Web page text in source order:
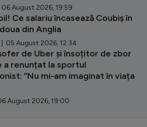
06 August 2026, 19:59
Ce salariu încasează Coubiș în
din Anglia
| 05 August 2026, 12:34
de Uber și însoțitor de zbor
a renunțat la sportul
”Nu mi-am imaginat în viața
August 2026, 19:00